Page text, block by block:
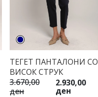
ТЕГЕТ ПАНТАЛОНИ СО
ВИСОК СТРУК
3.670,00
ден
2.930,00
ден